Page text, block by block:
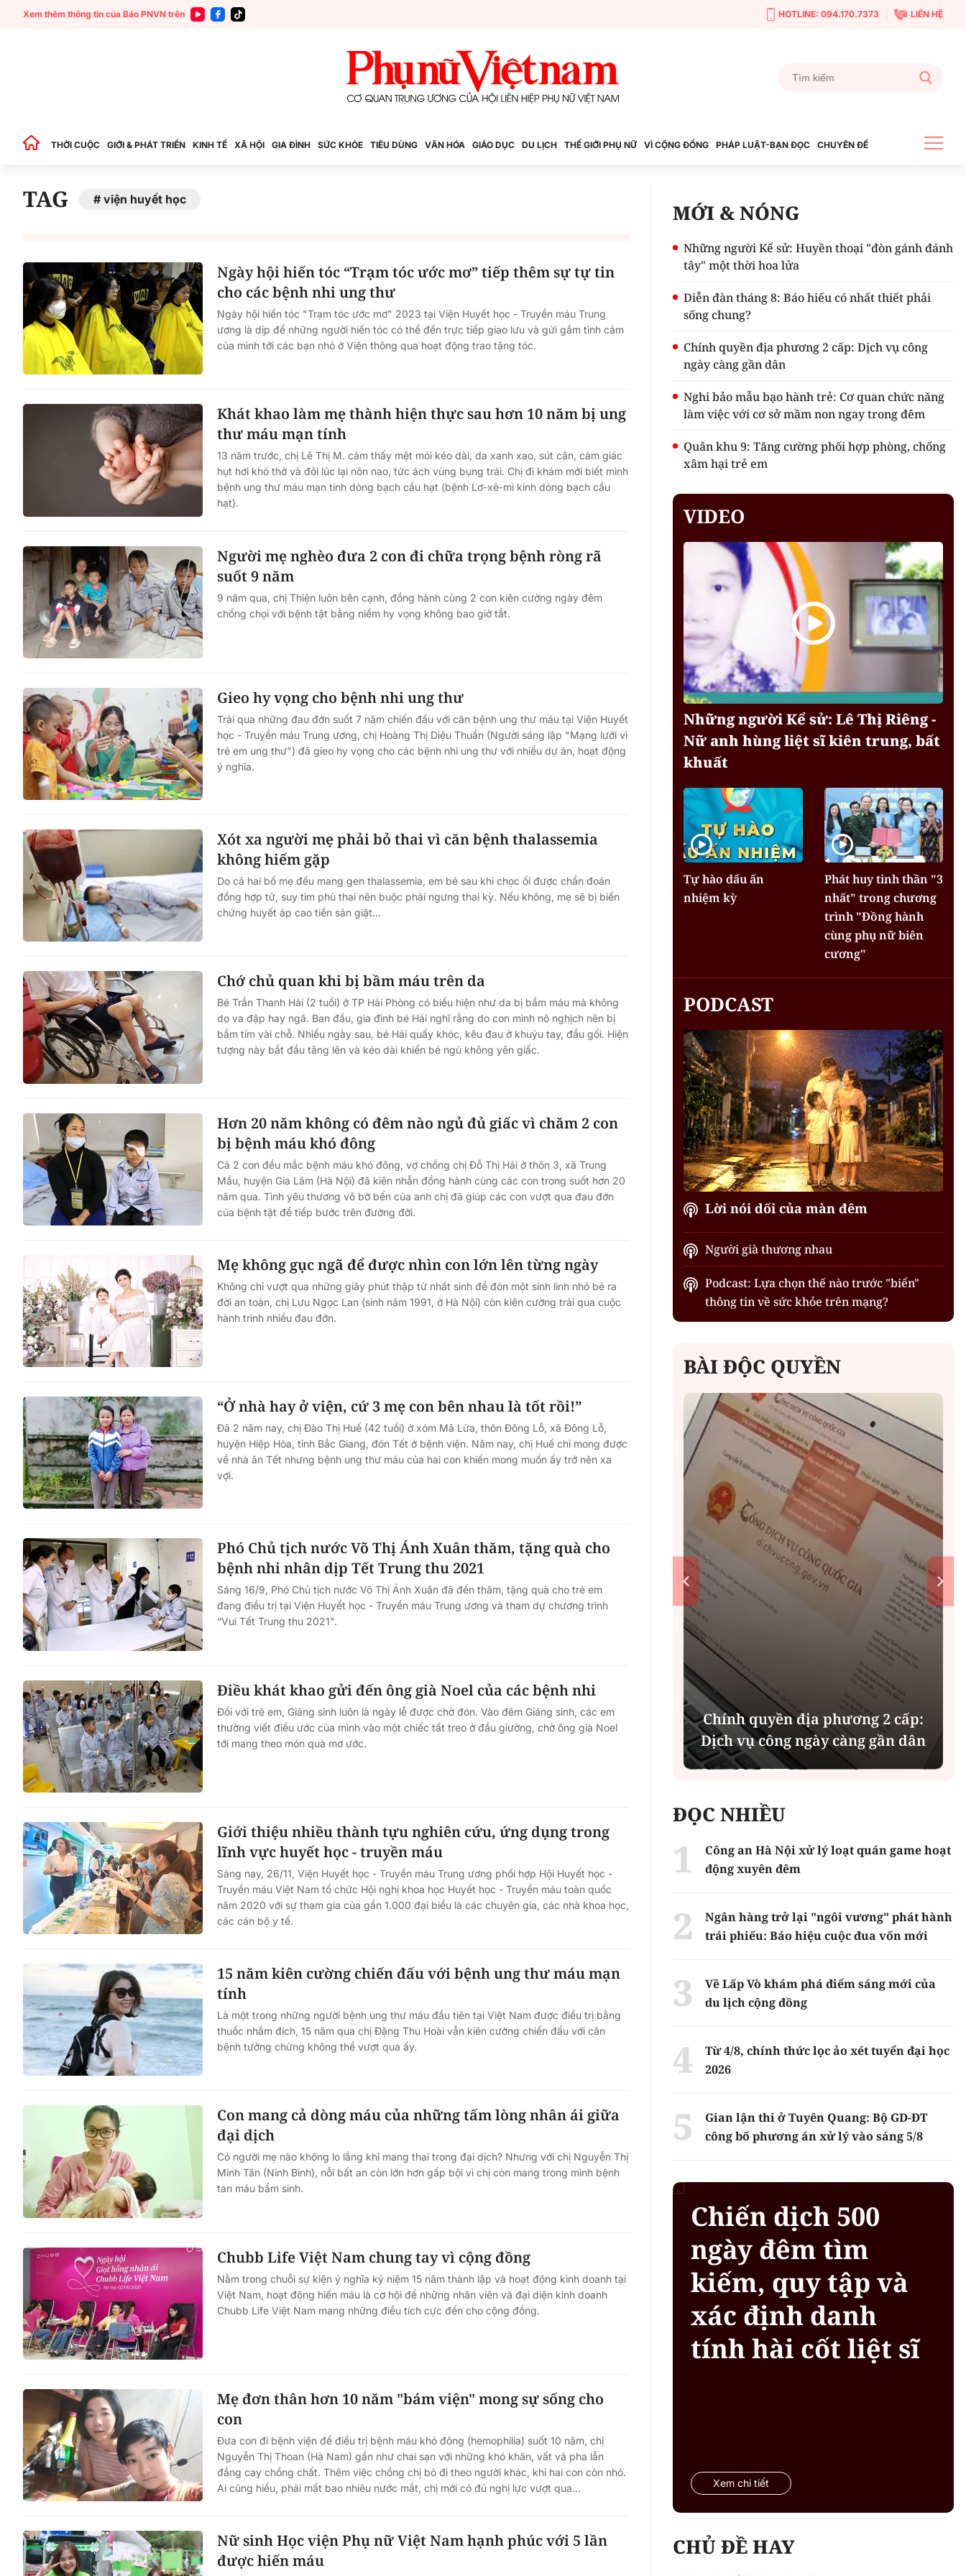
Xem thêm thông tin của Báo PNVN trên HOTLINE: 094.170.7373 LIÊN HỆ
THỜI CUỘC GIỚI & PHÁT TRIỂN KINH TẾ XÃ HỘI GIA ĐÌNH SỨC KHỎE TIÊU DÙNG VĂN HÓA GIÁO DỤC DU LỊCH THẾ GIỚI PHỤ NỮ VÌ CỘNG ĐỒNG PHÁP LUẬT-BẠN ĐỌC CHUYÊN ĐỀ
TAG viện huyết học
Ngày hội hiến tóc “Trạm tóc ước mơ” tiếp thêm sự tự tin
cho các bệnh nhi ung thư
Ngày hội hiến tóc "Trạm tóc ước mơ" 2023 tại Viện Huyết học - Truyền máu Trung
ương là dịp để những người hiến tóc có thể đến trực tiếp giao lưu và gửi gắm tình cảm
của mình tới các bạn nhỏ ở Viện thông qua hoạt động trao tặng tóc.
Khát khao làm mẹ thành hiện thực sau hơn 10 năm bị ung
thư máu mạn tính
13 năm trước, chị Lê Thị M. cảm thấy mệt mỏi kéo dài, da xanh xao, sút cân, cảm giác
hụt hơi khó thở và đôi lúc lại nôn nao, tức ách vùng bụng trái. Chị đi khám mới biết mình
bệnh ung thư máu mạn tính dòng bạch cầu hạt (bệnh Lơ-xê-mi kinh dòng bạch cầu
hạt).
Người mẹ nghèo đưa 2 con đi chữa trọng bệnh ròng rã
suốt 9 năm
9 năm qua, chị Thiện luôn bên cạnh, đồng hành cùng 2 con kiên cường ngày đêm
chống chọi với bệnh tật bằng niềm hy vọng không bao giờ tắt.
Gieo hy vọng cho bệnh nhi ung thư
Trải qua những đau đớn suốt 7 năm chiến đấu với căn bệnh ung thư máu tại Viện Huyết
học - Truyền máu Trung ương, chị Hoàng Thị Diệu Thuần (Người sáng lập "Mạng lưới vì
trẻ em ung thư") đã gieo hy vọng cho các bệnh nhi ung thư với nhiều dự án, hoạt động
ý nghĩa.
Xót xa người mẹ phải bỏ thai vì căn bệnh thalassemia
không hiếm gặp
Do cả hai bố mẹ đều mang gen thalassemia, em bé sau khi chọc ối được chẩn đoán
đồng hợp tử, suy tim phù thai nên buộc phải ngưng thai kỳ. Nếu không, mẹ sẽ bị biến
chứng huyết áp cao tiền sản giật…
Chớ chủ quan khi bị bầm máu trên da
Bé Trần Thanh Hải (2 tuổi) ở TP Hải Phòng có biểu hiện như da bị bầm máu mà không
do va đập hay ngã. Ban đầu, gia đình bé Hải nghĩ rằng do con mình nô nghịch nên bị
bầm tím vài chỗ. Nhiều ngày sau, bé Hải quấy khóc, kêu đau ở khuỷu tay, đầu gối. Hiện
tượng này bắt đầu tăng lên và kéo dài khiến bé ngủ không yên giấc.
Hơn 20 năm không có đêm nào ngủ đủ giấc vì chăm 2 con
bị bệnh máu khó đông
Cả 2 con đều mắc bệnh máu khó đông, vợ chồng chị Đỗ Thị Hải ở thôn 3, xã Trung
Mầu, huyện Gia Lâm (Hà Nội) đã kiên nhẫn đồng hành cùng các con trong suốt hơn 20
năm qua. Tình yêu thương vô bờ bến của anh chị đã giúp các con vượt qua đau đớn
của bệnh tật để tiếp bước trên đường đời.
Mẹ không gục ngã để được nhìn con lớn lên từng ngày
Không chỉ vượt qua những giây phút thập tử nhất sinh để đón một sinh linh nhỏ bé ra
đời an toàn, chị Lưu Ngọc Lan (sinh năm 1991, ở Hà Nội) còn kiên cường trải qua cuộc
hành trình nhiều đau đớn.
“Ở nhà hay ở viện, cứ 3 mẹ con bên nhau là tốt rồi!”
Đã 2 năm nay, chị Đào Thị Huế (42 tuổi) ở xóm Mã Lửa, thôn Đông Lỗ, xã Đông Lỗ,
huyện Hiệp Hòa, tỉnh Bắc Giang, đón Tết ở bệnh viện. Năm nay, chị Huế chỉ mong được
về nhà ăn Tết nhưng bệnh ung thư máu của hai con khiến mong muốn ấy trở nên xa
vợi.
Phó Chủ tịch nước Võ Thị Ánh Xuân thăm, tặng quà cho
bệnh nhi nhân dịp Tết Trung thu 2021
Sáng 16/9, Phó Chủ tịch nước Võ Thị Ánh Xuân đã đến thăm, tặng quà cho trẻ em
đang điều trị tại Viện Huyết học - Truyền máu Trung ương và tham dự chương trình
“Vui Tết Trung thu 2021".
Điều khát khao gửi đến ông già Noel của các bệnh nhi
Đối với trẻ em, Giáng sinh luôn là ngày lễ được chờ đón. Vào đêm Giáng sinh, các em
thường viết điều ước của mình vào một chiếc tất treo ở đầu giường, chờ ông già Noel
tới mang theo món quà mơ ước.
Giới thiệu nhiều thành tựu nghiên cứu, ứng dụng trong
lĩnh vực huyết học - truyền máu
Sáng nay, 26/11, Viện Huyết học - Truyền máu Trung ương phối hợp Hội Huyết học -
Truyền máu Việt Nam tổ chức Hội nghị khoa học Huyết học - Truyền máu toàn quốc
năm 2020 với sự tham gia của gần 1.000 đại biểu là các chuyên gia, các nhà khoa học,
các cán bộ y tế.
15 năm kiên cường chiến đấu với bệnh ung thư máu mạn
tính
Là một trong những người bệnh ung thư máu đầu tiên tại Việt Nam được điều trị bằng
thuốc nhắm đích, 15 năm qua chị Đặng Thu Hoài vẫn kiên cường chiến đấu với căn
bệnh tưởng chừng không thể vượt qua ấy.
Con mang cả dòng máu của những tấm lòng nhân ái giữa
đại dịch
Có người mẹ nào không lo lắng khi mang thai trong đại dịch? Nhưng với chị Nguyễn Thị
Minh Tân (Ninh Bình), nỗi bất an còn lớn hơn gấp bội vì chị còn mang trong mình bệnh
tan máu bẩm sinh.
Chubb Life Việt Nam chung tay vì cộng đồng
Nằm trong chuỗi sự kiện ý nghĩa kỷ niệm 15 năm thành lập và hoạt động kinh doanh tại
Việt Nam, hoạt động hiến máu là cơ hội để những nhân viên và đại diện kinh doanh
Chubb Life Việt Nam mang những điều tích cực đến cho cộng đồng.
Mẹ đơn thân hơn 10 năm "bám viện" mong sự sống cho
con
Đưa con đi bệnh viện để điều trị bệnh máu khó đông (hemophilia) suốt 10 năm, chị
Nguyễn Thị Thoan (Hà Nam) gần như chai sạn với những khó khăn, vất vả pha lẫn
đắng cay chồng chất. Thêm việc chồng chị bỏ đi theo người khác, khi hai con còn nhỏ.
Ai cũng hiểu, phải mất bao nhiêu nước mắt, chị mới có đủ nghị lực vượt qua...
Nữ sinh Học viện Phụ nữ Việt Nam hạnh phúc với 5 lần
được hiến máu
MỚI & NÓNG
Những người Kể sử: Huyền thoại "đòn gánh đánh
tây" một thời hoa lửa
Diễn đàn tháng 8: Báo hiếu có nhất thiết phải
sống chung?
Chính quyền địa phương 2 cấp: Dịch vụ công
ngày càng gần dân
Nghi bảo mẫu bạo hành trẻ: Cơ quan chức năng
làm việc với cơ sở mầm non ngay trong đêm
Quân khu 9: Tăng cường phối hợp phòng, chống
xâm hại trẻ em
VIDEO
Những người Kể sử: Lê Thị Riêng -
Nữ anh hùng liệt sĩ kiên trung, bất
khuất
Tự hào dấu ấn
nhiệm kỳ
Phát huy tinh thần "3
nhất" trong chương
trình "Đồng hành
cùng phụ nữ biên
cương"
PODCAST
Lời nói dối của màn đêm
Người già thương nhau
Podcast: Lựa chọn thế nào trước "biển"
thông tin về sức khỏe trên mạng?
BÀI ĐỘC QUYỀN
Thâm nhập những quán game
xuyên đêm bất chấp lệnh cấm
Những người Kể sử: Huyền thoại
"đòn gánh đánh tây" một thời
hoa lửa
Chính quyền địa phương 2 cấp:
Dịch vụ công ngày càng gần dân
ĐỌC NHIỀU
Công an Hà Nội xử lý loạt quán game hoạt
động xuyên đêm
Ngân hàng trở lại "ngôi vương" phát hành
trái phiếu: Báo hiệu cuộc đua vốn mới
Về Lấp Vò khám phá điểm sáng mới của
du lịch cộng đồng
Từ 4/8, chính thức lọc ảo xét tuyển đại học
2026
Gian lận thi ở Tuyên Quang: Bộ GD-ĐT
công bố phương án xử lý vào sáng 5/8
Chiến dịch 500
ngày đêm tìm
kiếm, quy tập và
xác định danh
tính hài cốt liệt sĩ
Xem chi tiết
CHỦ ĐỀ HAY